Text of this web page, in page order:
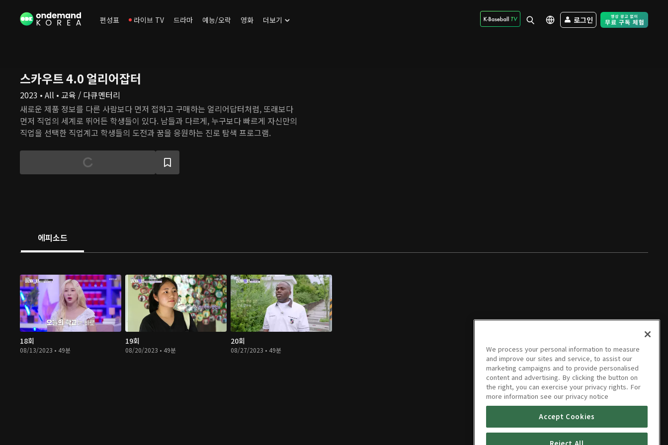
편성표 라이브 TV 드라마 예능/오락 영화 더보기 로그인 Free Trial -
스카우트 4.0 얼리어잡터
2023 • All • 교육 / 다큐멘터리
새로운 제품 정보를 다른 사람보다 먼저 접하고 구매하는 얼리어답터처럼, 또래보다
먼저 직업의 세계로 뛰어든 학생들이 있다. 남들과 다르게, 누구보다 빠르게 자신만의
직업을 선택한 직업계고 학생들의 도전과 꿈을 응원하는 진로 탐색 프로그램.
에피소드
18회
08/13/2023 • 49분
19회
08/20/2023 • 49분
20회
08/27/2023 • 49분
We process your personal information to measure
and improve our sites and service, to assist our
marketing campaigns and to provide personalised
content and advertising. By clicking the button on
the right, you can exercise your privacy rights. For
more information see our privacy notice
Accept Cookies